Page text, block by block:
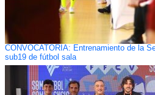
CONVOCATORIA: Entrenamiento de la
sub19 de fútbol sala